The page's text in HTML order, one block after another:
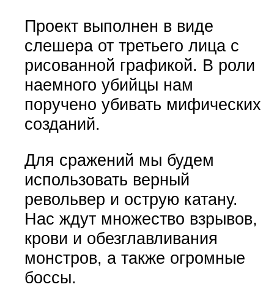
Проект выполнен в виде
слешера от третьего лица с
рисованной графикой. В роли
наемного убийцы нам
поручено убивать мифических
созданий.
Для сражений мы будем
использовать верный
револьвер и острую катану.
Нас ждут множество взрывов,
крови и обезглавливания
монстров, а также огромные
боссы.